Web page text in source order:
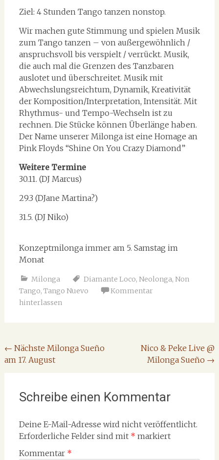
Ziel: 4 Stunden Tango tanzen nonstop.
Wir machen gute Stimmung und spielen Musik
zum Tango tanzen – von außergewöhnlich /
anspruchsvoll bis verspielt / verrückt. Musik,
die auch mal die Grenzen des Tanzbaren
auslotet und überschreitet. Musik mit
Abwechslungsreichtum, Dynamik, Kreativität
der Komposition/Interpretation, Intensität. Mit
Rhythmus- und Tempo-Wechseln ist zu
rechnen. Die Stücke können Überlänge haben.
Der Name unserer Milonga ist eine Homage an
Pink Floyds “Shine On You Crazy Diamond”
Weitere Termine
30.11. (DJ Marcus)
29.3 (DJane Martina?)
31.5. (DJ Niko)
Konzeptmilonga immer am 5. Samstag im
Monat
Milonga Diamante Loco, Neolonga, Non
Tango, Tango Nuevo
Kommentar
hinterlassen
Beitragsnavigation
← Nächste Milonga Sueño
am 17. August
Nico & Peke Live @
Milonga Sueño →
Schreibe einen Kommentar
Deine E-Mail-Adresse wird nicht veröffentlicht.
Erforderliche Felder sind mit * markiert
Kommentar *